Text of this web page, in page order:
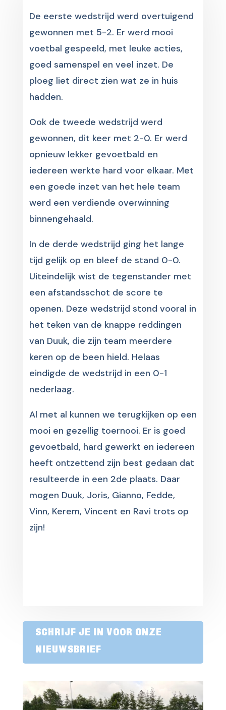
De eerste wedstrijd werd overtuigend
gewonnen met 5-2. Er werd mooi
voetbal gespeeld, met leuke acties,
goed samenspel en veel inzet. De
ploeg liet direct zien wat ze in huis
hadden.
Ook de tweede wedstrijd werd
gewonnen, dit keer met 2-0. Er werd
opnieuw lekker gevoetbald en
iedereen werkte hard voor elkaar. Met
een goede inzet van het hele team
werd een verdiende overwinning
binnengehaald.
In de derde wedstrijd ging het lange
tijd gelijk op en bleef de stand 0-0.
Uiteindelijk wist de tegenstander met
een afstandsschot de score te
openen. Deze wedstrijd stond vooral in
het teken van de knappe reddingen
van Duuk, die zijn team meerdere
keren op de been hield. Helaas
eindigde de wedstrijd in een 0-1
nederlaag.
Al met al kunnen we terugkijken op een
mooi en gezellig toernooi. Er is goed
gevoetbald, hard gewerkt en iedereen
heeft ontzettend zijn best gedaan dat
resulteerde in een 2de plaats. Daar
mogen Duuk, Joris, Gianno, Fedde,
Vinn, Kerem, Vincent en Ravi trots op
zijn!
SCHRIJF JE IN VOOR ONZE
NIEUWSBRIEF